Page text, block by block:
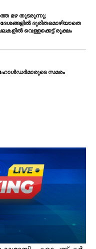
മഴ തുടരുന്നു;
ദുരിതമൊഴിയാതെ
വെള്ളക്കെട്ട് രൂക്ഷം
ഹോൾഡർമാരുടെ സമരം